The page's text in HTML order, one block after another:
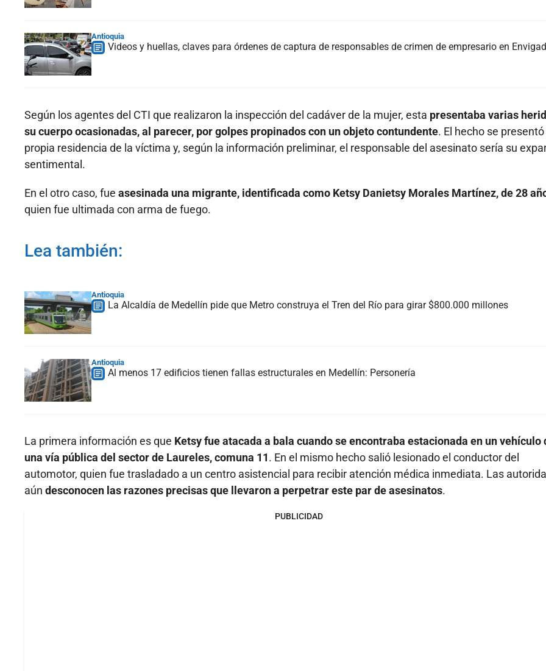
Antioquia
Videos y huellas, claves para órdenes de captura de responsables de crimen de empresario en
Según los agentes del CTI que realizaron la inspección del cadáver de la mujer, esta presentaba varias
su cuerpo ocasionadas, al parecer, por golpes propinados con un objeto contundente. El hecho se
propia residencia de la víctima y, según la información preliminar, el responsable del asesinato sería su
sentimental.
En el otro caso, fue asesinada una migrante, identificada como Ketsy Danietsy Morales Martínez, de 28
quien fue ultimada con arma de fuego.
Lea también:
Antioquia
La Alcaldía de Medellín pide que Metro construya el Tren del Río para girar $800.000 millones
Antioquia
Al menos 17 edificios tienen fallas estructurales en Medellín: Personería
La primera información es que Ketsy fue atacada a bala cuando se encontraba estacionada en un vehículo
una vía pública del sector de Laureles, comuna 11. En el mismo hecho salió lesionado el conductor del
automotor, quien fue trasladado a un centro asistencial para recibir atención médica inmediata. Las
aún desconocen las razones precisas que llevaron a perpetrar este par de asesinatos.
PUBLICIDAD